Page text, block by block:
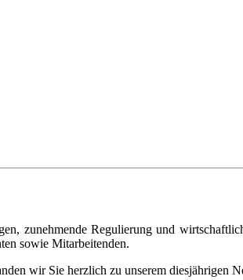
zunehmende Regulierung und
sowie Mitarbeitenden.
wir Sie herzlich zu unserem diesjährigen